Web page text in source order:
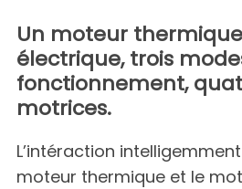
Un moteur
électrique, trois
fonctionnement,
motrices.
L’intéraction
moteur thermique et le